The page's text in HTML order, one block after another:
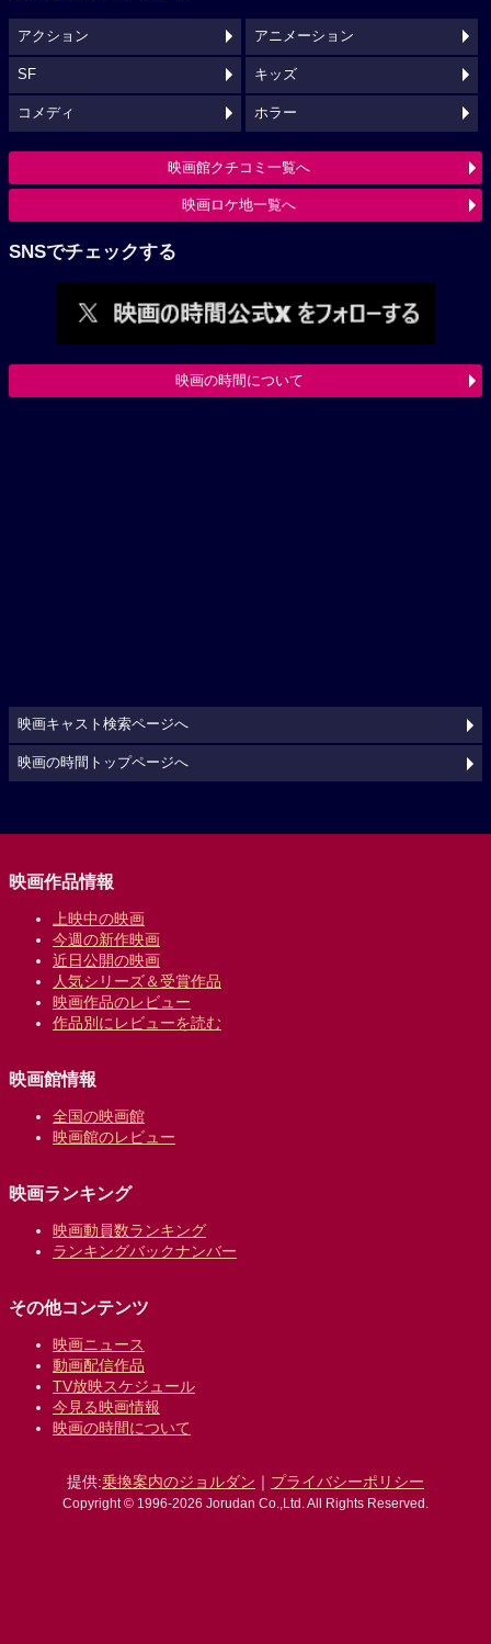
アクション アニメーション
SF キッズ
コメディ ホラー
映画館クチコミ一覧へ
映画ロケ地一覧へ
SNSでチェックする
映画の時間について
映画キャスト検索ページへ
映画の時間トップページへ
映画作品情報
上映中の映画
今週の新作映画
近日公開の映画
人気シリーズ＆受賞作品
映画作品のレビュー
作品別にレビューを読む
映画館情報
全国の映画館
映画館のレビュー
映画ランキング
映画動員数ランキング
ランキングバックナンバー
その他コンテンツ
映画ニュース
動画配信作品
TV放映スケジュール
今見る映画情報
映画の時間について
提供:乗換案内のジョルダン ｜ プライバシーポリシー
Copyright © 1996-2026 Jorudan Co.,Ltd. All Rights Reserved.